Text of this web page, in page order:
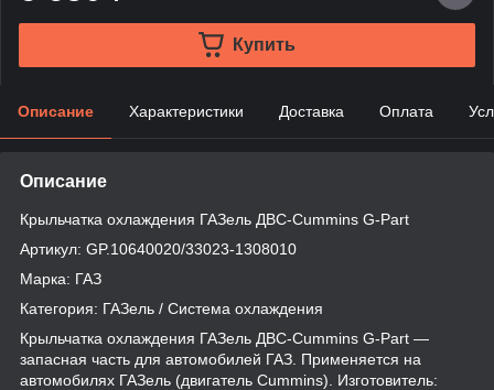
Купить
Описание Характеристики Доставка Оплата
Описание
Крыльчатка охлаждения ГАЗель ДВС-Cummins G-Part
Артикул: GP.10640020/33023-1308010
Марка: ГАЗ
Категория: ГАЗель / Система охлаждения
Крыльчатка охлаждения ГАЗель ДВС-Cummins G-Part —
запасная часть для автомобилей ГАЗ. Применяется на
автомобилях ГАЗель (двигатель Cummins). Изготовитель: